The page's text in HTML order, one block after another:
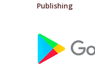
Publishing